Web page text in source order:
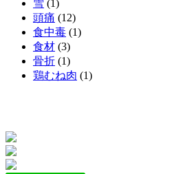
雪 (1)
頭痛 (12)
食中毒 (1)
食材 (3)
骨折 (1)
鶏むね肉 (1)